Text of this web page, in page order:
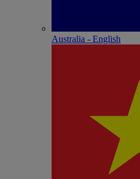
Australia - English